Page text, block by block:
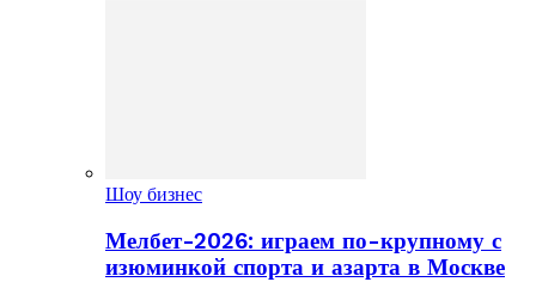
Шоу бизнес
Мелбет-2026: играем по-крупному с
изюминкой спорта и азарта в Москве